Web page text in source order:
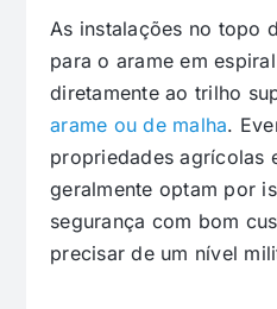
As instalações no topo
para o arame em
diretamente ao trilho
arame ou de malha.
propriedades agrícolas
geralmente optam por
segurança com bom
precisar de um nível